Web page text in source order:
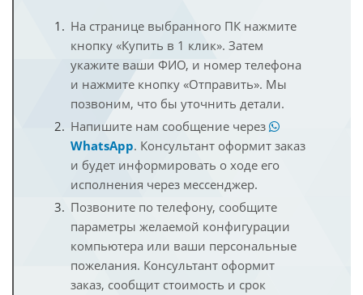
На странице выбранного ПК нажмите
кнопку «Купить в 1 клик». Затем
укажите ваши ФИО, и номер телефона
и нажмите кнопку «Отправить». Мы
позвоним, что бы уточнить детали.
Напишите нам сообщение через
WhatsApp. Консультант оформит заказ
и будет информировать о ходе его
исполнения через мессенджер.
Позвоните по телефону, сообщите
параметры желаемой конфигурации
компьютера или ваши персональные
пожелания. Консультант оформит
заказ, сообщит стоимость и срок